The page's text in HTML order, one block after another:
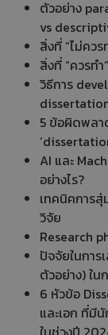
ตัวอย่าง
vs
สิ่งที่ “ไม่คว
สิ่งที่ “ควรท
วิธีการ
5 ข้อผิดพลา
AI และ
อย่างไร?
เทคนิคการสุ่
วิจัย
Research
ปัจจัยในกา
ตัวอย่าง) ใน
6 หัวข้อ
และเอก ที่มี